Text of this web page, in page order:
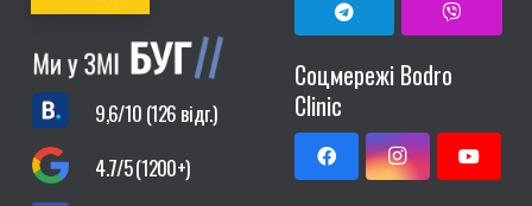
9,6/10 (126 відг.)
4.7/5 (1200+)
Соцмережі Bodro
Clinic